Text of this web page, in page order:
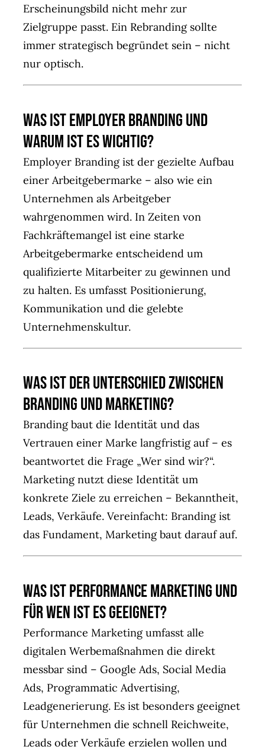
Erscheinungsbild nicht mehr zur
Zielgruppe passt. Ein Rebranding sollte
immer strategisch begründet sein – nicht
nur optisch.
Was ist Employer Branding und
warum ist es wichtig?
Employer Branding ist der gezielte Aufbau
einer Arbeitgebermarke – also wie ein
Unternehmen als Arbeitgeber
wahrgenommen wird. In Zeiten von
Fachkräftemangel ist eine starke
Arbeitgebermarke entscheidend um
qualifizierte Mitarbeiter zu gewinnen und
zu halten. Es umfasst Positionierung,
Kommunikation und die gelebte
Unternehmenskultur.
Was ist der Unterschied zwischen
Branding und Marketing?
Branding baut die Identität und das
Vertrauen einer Marke langfristig auf – es
beantwortet die Frage „Wer sind wir?“.
Marketing nutzt diese Identität um
konkrete Ziele zu erreichen – Bekanntheit,
Leads, Verkäufe. Vereinfacht: Branding ist
das Fundament, Marketing baut darauf auf.
Was ist Performance Marketing und
für wen ist es geeignet?
Performance Marketing umfasst alle
digitalen Werbemaßnahmen die direkt
messbar sind – Google Ads, Social Media
Ads, Programmatic Advertising,
Leadgenerierung. Es ist besonders geeignet
für Unternehmen die schnell Reichweite,
Leads oder Verkäufe erzielen wollen und